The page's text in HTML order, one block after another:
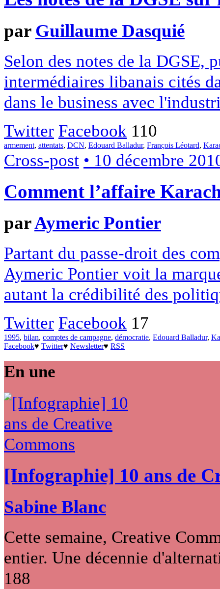
par Guillaume Dasquié
Selon des notes de la DGSE,
intermédiaires libanais cités
dans le business avec
Twitter Facebook 110
armement, attentats, DCN, Edouard Balladur, François Léotard,
Cross-post • 10 décembre
Comment l’affaire
parAymeric Pontier
Partant du passe-droit des
Aymeric Pontier voit la
autant la crédibilité des
Twitter Facebook 17
1995, bilan, comptes de campagne, démocratie, Edouard Balladur,
Facebook♥ Twitter♥ Newsletter♥ RSS
En une
[Infographie] 10 ans de
Sabine Blanc
Cette semaine, Creative
entier. Une décennie
188